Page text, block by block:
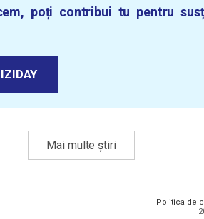
poți contribui tu pentru
Mai multe știri
Politica de